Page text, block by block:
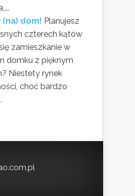
(na) dom! Planujesz
czterech kątów
zamieszkanie w
domku z pięknym
Niestety rynek
choć bardzo